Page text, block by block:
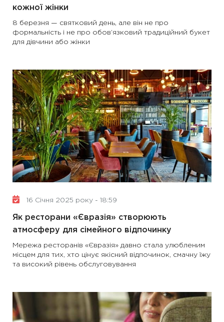
кожної жінки
8 березня — святковий день, але він не про
формальність і не про обов’язковий традиційний букет
для дівчини або жінки
16 Січня 2025 року - 18:59
Як ресторани «Євразія» створюють
атмосферу для сімейного відпочинку
Мережа ресторанів «Євразія» давно стала улюбленим
місцем для тих, хто цінує якісний відпочинок, смачну їжу
та високий рівень обслуговування